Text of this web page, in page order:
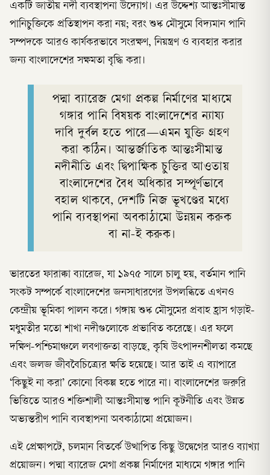
একটি জাতীয় নদী ব্যবস্থাপনা উদ্যোগ। এর উদ্দেশ্য আন্তঃসীমান্ত
পানিচুক্তিকে প্রতিস্থাপন করা নয়; বরং শুষ্ক মৌসুমে বিদ্যমান পানি
সম্পদকে আরও কার্যকরভাবে সংরক্ষণ, নিয়ন্ত্রণ ও ব্যবহার করার
জন্য বাংলাদেশের সক্ষমতা বৃদ্ধি করা।
পদ্মা ব্যারেজ মেগা প্রকল্প নির্মাণের মাধ্যমে
গঙ্গার পানি বিষয়ক বাংলাদেশের ন্যায্য
দাবি দুর্বল হতে পারে—এমন যুক্তি গ্রহণ
করা কঠিন। আন্তর্জাতিক আন্তঃসীমান্ত
নদীনীতি এবং দ্বিপাক্ষিক চুক্তির আওতায়
বাংলাদেশের বৈধ অধিকার সম্পূর্ণভাবে
বহাল থাকবে, দেশটি নিজ ভূখণ্ডের মধ্যে
পানি ব্যবস্থাপনা অবকাঠামো উন্নয়ন করুক
বা না-ই করুক।
ভারতের ফারাক্কা ব্যারেজ, যা ১৯৭৫ সালে চালু হয়, বর্তমান পানি
সংকট সম্পর্কে বাংলাদেশের জনসাধারণের উপলব্ধিতে এখনও
কেন্দ্রীয় ভূমিকা পালন করে। গঙ্গায় শুষ্ক মৌসুমের প্রবাহ হ্রাস গড়াই-
মধুমতীর মতো শাখা নদীগুলোকে প্রভাবিত করেছে। এর ফলে
দক্ষিণ-পশ্চিমাঞ্চলে লবণাক্ততা বাড়ছে, কৃষি উৎপাদনশীলতা কমছে
এবং জলজ জীববৈচিত্র্যের ক্ষতি হয়েছে। আর তাই এ ব্যাপারে
‘কিছুই না করা’ কোনো বিকল্প হতে পারে না। বাংলাদেশের জরুরি
ভিত্তিতে আরও শক্তিশালী আন্তঃসীমান্ত পানি কূটনীতি এবং উন্নত
অভ্যন্তরীণ পানি ব্যবস্থাপনা অবকাঠামো প্রয়োজন।
এই প্রেক্ষাপটে, চলমান বিতর্কে উত্থাপিত কিছু উদ্বেগের আরও ব্যাখ্যা
প্রয়োজন। পদ্মা ব্যারেজ মেগা প্রকল্প নির্মাণের মাধ্যমে গঙ্গার পানি